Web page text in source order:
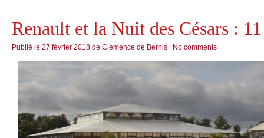
Renault et la Nuit des Césars :
Publié le 27 février 2018 de Clémence de Bernis No comments